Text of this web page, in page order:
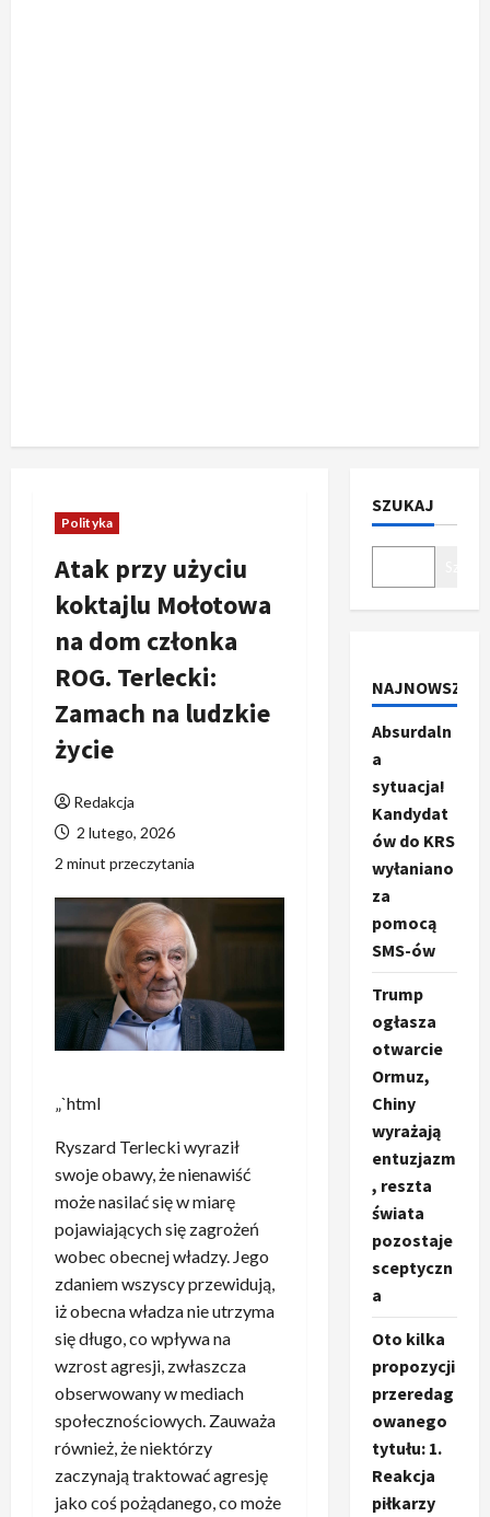
Polityka
Atak przy użyciu
koktajlu Mołotowa
na dom członka
ROG. Terlecki:
Zamach na ludzkie
życie
Redakcja
2 lutego, 2026
2 minut przeczytania
„`html
Ryszard Terlecki wyraził
swoje obawy, że nienawiść
może nasilać się w miarę
pojawiających się zagrożeń
wobec obecnej władzy. Jego
zdaniem wszyscy przewidują,
iż obecna władza nie utrzyma
się długo, co wpływa na
wzrost agresji, zwłaszcza
obserwowany w mediach
społecznościowych. Zauważa
również, że niektórzy
zaczynają traktować agresję
jako coś pożądanego, co może
SZUKAJ
NAJNOWSZE
Absurdaln
a
sytuacja!
Kandydat
ów do KRS
wyłaniano
za
pomocą
SMS-ów
Trump
ogłasza
otwarcie
Ormuz,
Chiny
wyrażają
entuzjazm
, reszta
świata
pozostaje
sceptyczn
a
Oto kilka
propozycji
przeredag
owanego
tytułu: 1.
Reakcja
piłkarzy